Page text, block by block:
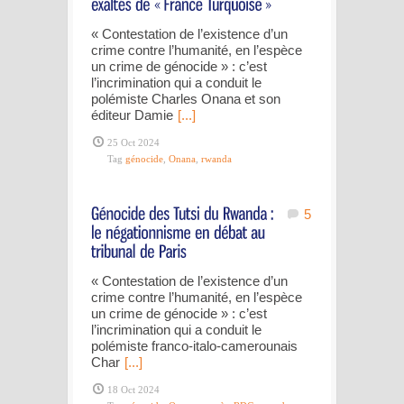
« Contestation de l’existence d’un
crime contre l’humanité, en l’espèce
un crime de génocide » : c’est
l’incrimination qui a conduit le
polémiste Charles Onana et son
éditeur Damie [...]
25 Oct 2024
Tag génocide Onana rwanda
5
« Contestation de l’existence d’un
crime contre l’humanité, en l’espèce
un crime de génocide » : c’est
l’incrimination qui a conduit le
polémiste franco-italo-camerounais
Char [...]
18 Oct 2024